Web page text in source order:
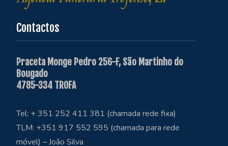
Contactos
Praceta Monge Pedro 256-F, São Martinho do
Bougado
4785-334 TROFA
Tel: + 351 252 411 381 (chamada rede fixa)
TLM: +351 917 552 595 (chamada para rede
móvel) – João Silva